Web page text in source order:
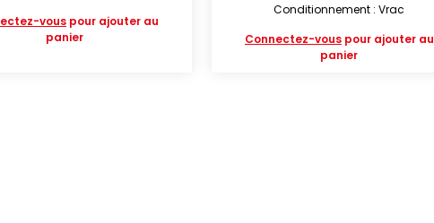
vous pour ajouter au
panier
Conditionnement : Vrac
Connectez-vouspour ajouter au
panier